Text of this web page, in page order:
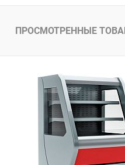
ПРОСМОТРЕННЫЕ